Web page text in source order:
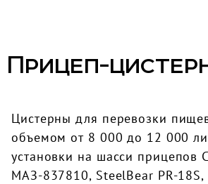
Прицеп-
Цистерны для перевозки
объемом от 8 000 до 12 000
установки на шасси прицепов
МАЗ-837810, SteelBear PR-